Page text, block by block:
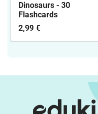
Dinosaurs - 30
Flashcards
2,99 €